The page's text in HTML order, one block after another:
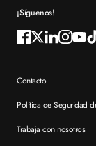
¡Síguenos!
Contacto
Política de Seguridad
Trabaja con nosotros